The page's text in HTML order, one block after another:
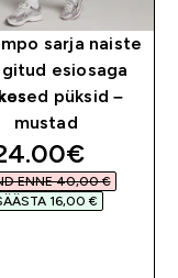
sarja naiste
esiosaga
püksid –
mustad
ENNE 40,00 €‎
16,00 €‎